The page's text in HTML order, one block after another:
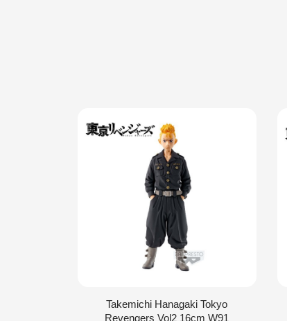
Takemichi Hanagaki Tokyo
Revengers Vol2 16cm W91